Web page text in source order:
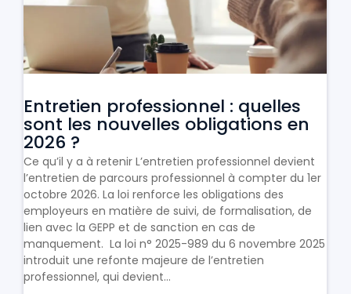
Entretien professionnel : quelles
sont les nouvelles obligations en
2026 ?
Ce qu’il y a à retenir L’entretien professionnel devient
l’entretien de parcours professionnel à compter du 1er
octobre 2026. La loi renforce les obligations des
employeurs en matière de suivi, de formalisation, de
lien avec la GEPP et de sanction en cas de
manquement. La loi n° 2025-989 du 6 novembre 2025
introduit une refonte majeure de l’entretien
professionnel, qui devient...